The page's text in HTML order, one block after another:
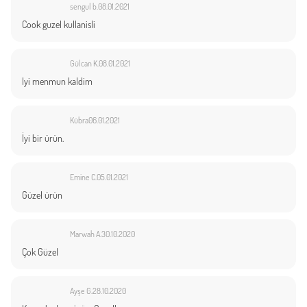
sengul b.08.01.2021
Cook guzel kullanisli
Gülcan K.08.01.2021
Iyi menmun kaldim
Kübra06.01.2021
İyi bir ürün.
Emine C.05.01.2021
Güzel ürün
Marwah A.30.10.2020
Çok Güzel
Ayşe G. 28.10.2020